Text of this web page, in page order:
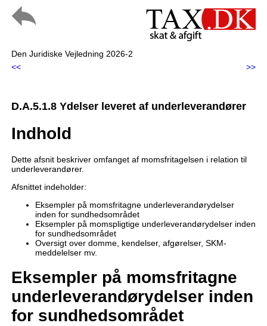
Den Juridiske Vejledning 2026-2
<<
>>
D.A.5.1.8 Ydelser leveret af underleverandører
Indhold
Dette afsnit beskriver omfanget af momsfritagelsen i relation til
underleverandører.
Afsnittet indeholder:
Eksempler på momsfritagne underleverandørydelser
inden for sundhedsområdet
Eksempler på momspligtige underleverandørydelser inden
for sundhedsområdet
Oversigt over domme, kendelser, afgørelser, SKM-
meddelelser mv.
Eksempler på momsfritagne
underleverandørydelser inden
for sundhedsområdet